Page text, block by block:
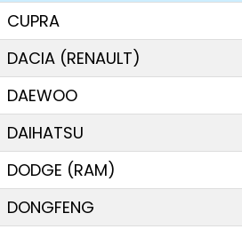
CUPRA
DACIA (RENAULT)
DAEWOO
DAIHATSU
DODGE (RAM)
DONGFENG